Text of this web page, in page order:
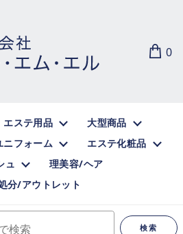
0
エステ用品
大型商品
ニフォーム
エステ化粧品
ュ
理美容/ヘア
分/アウトレット
検索